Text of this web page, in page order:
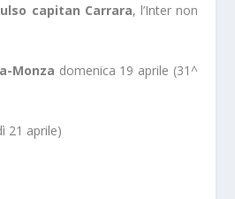
capitan Carrara, l’Inter non
Monza domenica 19 aprile (31^
21 aprile)